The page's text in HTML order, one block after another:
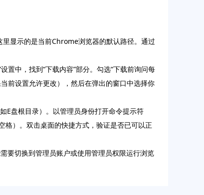
显示的是当前Chrome浏览器的默认路径。通过
置中，找到“下载内容”部分。勾选“下载前询问每
前设置允许更改），然后在弹出的窗口中选择你
E盘根目录）。以管理员身份打开命令提示符
）。双击桌面的快捷方式，验证是否已可以正
要切换到管理员账户或使用管理员权限运行浏览